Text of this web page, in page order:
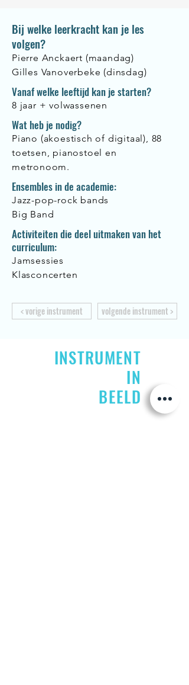
Bij welke leerkracht kan je les
volgen?
Pierre Anckaert (maandag)
Gilles Vanoverbeke (dinsdag)
Vanaf welke leeftijd kan je starten?
8 jaar + volwassenen
Wat heb je nodig?
Piano (akoestisch of digitaal), 88
toetsen, pianostoel en
metronoom.
Ensembles in de academie:
Jazz-pop-rock bands
Big Band
Activiteiten die deel uitmaken van het
curriculum:
Jamsessies
Klasconcerten
< vorige instrument volgende instrument >
INSTRUMENT
IN
BEELD